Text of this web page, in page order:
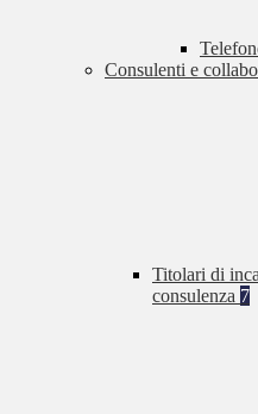
Consulenti e
Titolari di
consulenza 7